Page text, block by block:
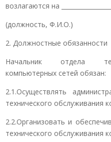
возлагаются на
(должность, Ф.И.О.)
2. Должностные обязанности
Начальник отдела
компьютерных сетей обязан:
2.1.Осуществлять
технического обслуживания
2.2.Организовать и
технического обслуживания